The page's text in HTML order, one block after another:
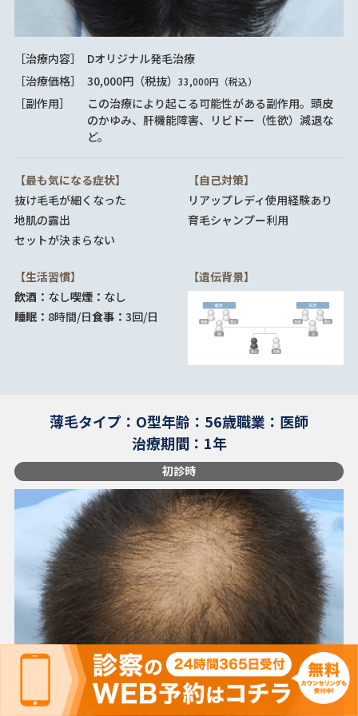
［治療内容］
Dオリジナル発毛治療
［治療価格］
30,000円（税抜） 33,000円（税込）
［副作用］
この治療により起こる可能性がある副作用。頭皮
のかゆみ、肝機能障害、リビドー（性欲）減退な
ど。
【最も気になる症状】
抜け毛毛が細くなった
地肌の露出
セットが決まらない
【自己対策】
リアップレディ使用経験あり
育毛シャンプー利用
【生活習慣】
飲酒： なし喫煙： なし
睡眠： 8時間/日食事： 3回/日
【遺伝背景】
薄毛タイプ：O型年齢：56歳職業：医師
治療期間：1年
初診時